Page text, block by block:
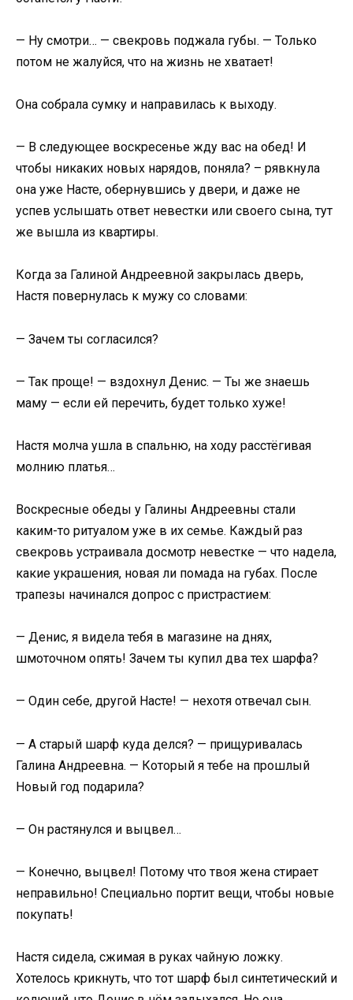
— Ну смотри… — свекровь поджала губы. — Только
потом не жалуйся, что на жизнь не хватает!
Она собрала сумку и направилась к выходу.
— В следующее воскресенье жду вас на обед! И
чтобы никаких новых нарядов, поняла? – рявкнула
она уже Насте, обернувшись у двери, и даже не
успев услышать ответ невестки или своего сына, тут
же вышла из квартиры.
Когда за Галиной Андреевной закрылась дверь,
Настя повернулась к мужу со словами:
— Зачем ты согласился?
— Так проще! — вздохнул Денис. — Ты же знаешь
маму — если ей перечить, будет только хуже!
Настя молча ушла в спальню, на ходу расстёгивая
молнию платья…
Воскресные обеды у Галины Андреевны стали
каким-то ритуалом уже в их семье. Каждый раз
свекровь устраивала досмотр невестке — что надела,
какие украшения, новая ли помада на губах. После
трапезы начинался допрос с пристрастием:
— Денис, я видела тебя в магазине на днях,
шмоточном опять! Зачем ты купил два тех шарфа?
— Один себе, другой Насте! — нехотя отвечал сын.
— А старый шарф куда делся? — прищуривалась
Галина Андреевна. — Который я тебе на прошлый
Новый год подарила?
— Он растянулся и выцвел…
— Конечно, выцвел! Потому что твоя жена стирает
неправильно! Специально портит вещи, чтобы новые
покупать!
Настя сидела, сжимая в руках чайную ложку.
Хотелось крикнуть, что тот шарф был синтетический и